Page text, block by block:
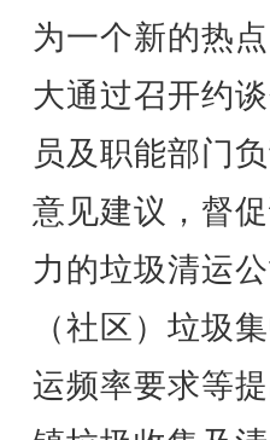
为一个新的热
大通过召开约
员及职能部门
意见建议，督
力的垃圾清运
（社区）垃圾
运频率要求等